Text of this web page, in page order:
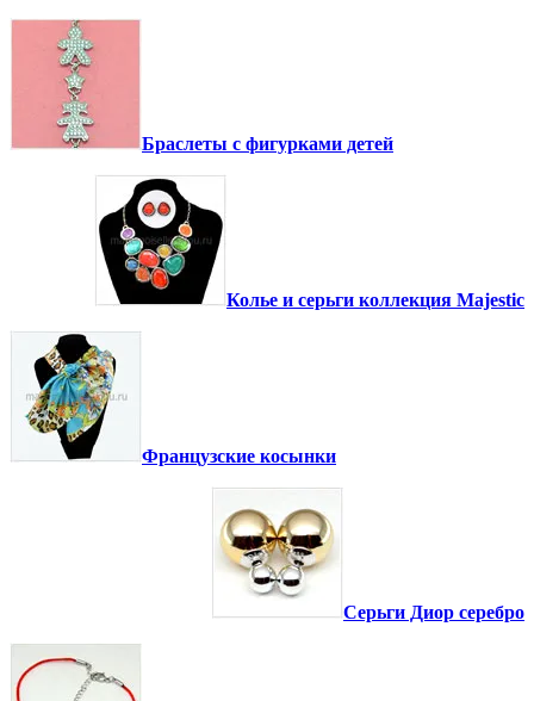
Браслеты с фигурками детей
Колье и серьги коллекция Majestic
Французские косынки
Серьги Диор серебро